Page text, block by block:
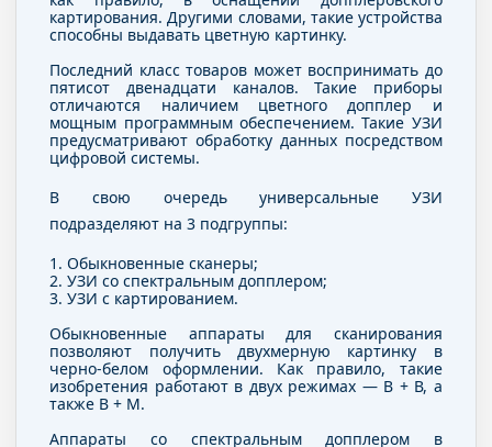
картирования. Другими словами, такие устройства
способны выдавать цветную картинку.
Последний класс товаров может воспринимать до
пятисот двенадцати каналов. Такие приборы
отличаются наличием цветного допплер и
мощным программным обеспечением. Такие УЗИ
предусматривают обработку данных посредством
цифровой системы.
В свою очередь универсальные УЗИ
подразделяют на 3 подгруппы:
1. Обыкновенные сканеры;
2. УЗИ со спектральным допплером;
3. УЗИ с картированием.
Обыкновенные аппараты для сканирования
позволяют получить двухмерную картинку в
черно-белом оформлении. Как правило, такие
изобретения работают в двух режимах — В + В, а
также В + М.
Аппараты со спектральным допплером в